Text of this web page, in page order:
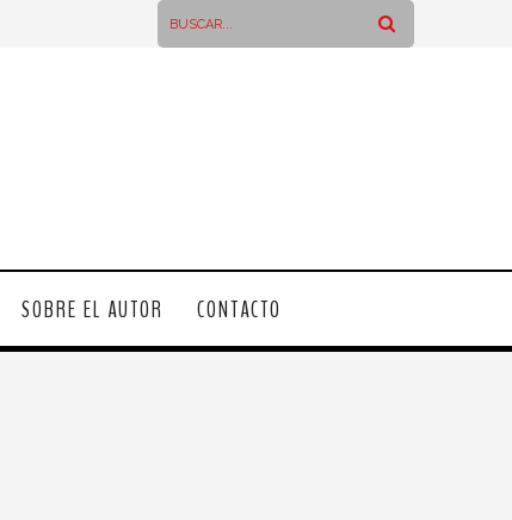
SOBRE EL AUTOR CONTACTO